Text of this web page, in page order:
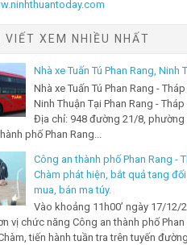
VIẾT XEM NHIỀU NHẤT
Nhà xe Tuấn Tú Phan Rang, Ninh
Nhà xe Tuấn Tú Phan Rang - Tháp
Ninh Thuận Tại Phan Rang - Tháp
Địa chỉ: 948 đường 21/8,
phố Phan Rang...
Công an thành phố Phan Rang -
Chàm phát hiện, bắt quả tang
mua, bán ma túy.
Vào khoảng 11h00’ ngày 17/12/
vị chức năng Công an thành phố Phan
tiến hành tuần tra trên tuyến